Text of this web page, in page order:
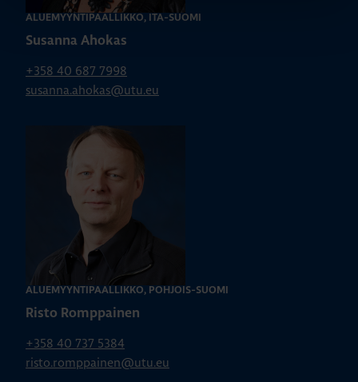
ALUEMYYNTIPÄÄLLIKKÖ, ITÄ-SUOMI
Susanna Ahokas
+358 40 687 7998
susanna.ahokas@utu.eu
ALUEMYYNTIPÄÄLLIKKÖ, POHJOIS-SUOMI
Risto Romppainen
+358 40 737 5384
risto.romppainen@utu.eu